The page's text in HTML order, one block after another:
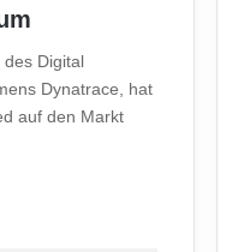
des Digital
Dynatrace, hat
auf den Markt